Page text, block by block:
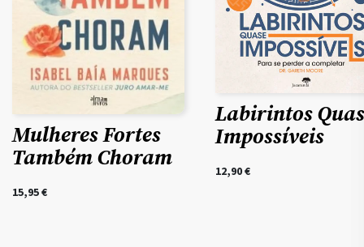
Mulheres Fortes
Também Choram
15,95€
Labirintos
Impossíveis
12,90€